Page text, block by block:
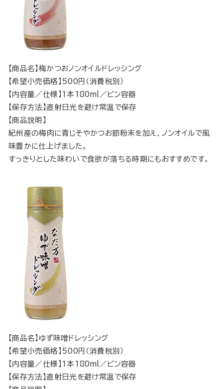
【商品名】梅かつおノンオイルドレッシング
【希望小売価格】500円（消費税別）
【内容量／仕様】1本180ml／ビン容器
【保存方法】直射日光を避け常温で保存
【商品説明】
紀州産の梅肉に青じそやかつお節粉末を加え、ノンオイルで風
味豊かに仕上げました。
すっきりとした味わいで食欲が落ちる時期にもおすすめです。
【商品名】ゆず味噌ドレッシング
【希望小売価格】500円（消費税別）
【内容量／仕様】1本180ml／ビン容器
【保存方法】直射日光を避け常温で保存